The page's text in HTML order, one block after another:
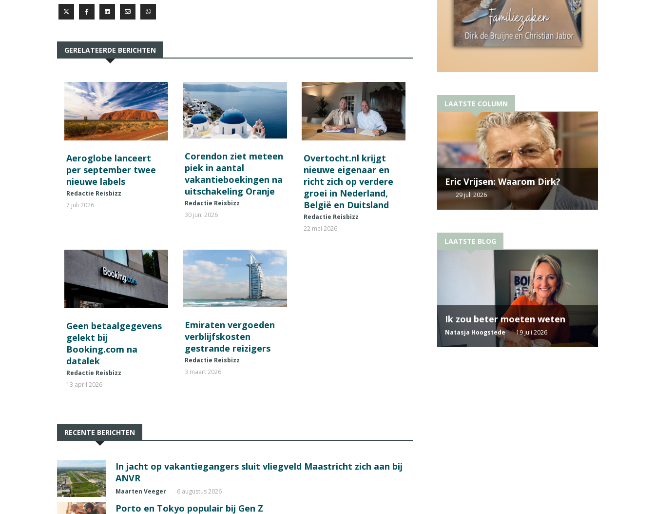
GERELATEERDE BERICHTEN
Aeroglobe lanceert
per september twee
nieuwe labels
Redactie Reisbizz
7 juli 2026
Corendon ziet meteen
piek in aantal
vakantieboekingen na
uitschakeling Oranje
Redactie Reisbizz
30 juni 2026
Overtocht.nl krijgt
nieuwe eigenaar en
richt zich op verdere
groei in Nederland,
België en Duitsland
Redactie Reisbizz
22 mei 2026
Geen betaalgegevens
gelekt bij
Booking.com na
datalek
Redactie Reisbizz
13 april 2026
Emiraten vergoeden
verblijfskosten
gestrande reizigers
Redactie Reisbizz
3 maart 2026
RECENTE BERICHTEN
In jacht op vakantiegangers sluit vliegveld Maastricht zich aan bij
ANVR
Maarten Veeger 6 augustus 2026
Porto en Tokyo populair bij Gen Z
LAATSTE COLUMN
Eric Vrijsen: Waarom Dirk?
29 juli 2026
LAATSTE BLOG
Ik zou beter moeten weten
Natasja Hoogstede 19 juli 2026